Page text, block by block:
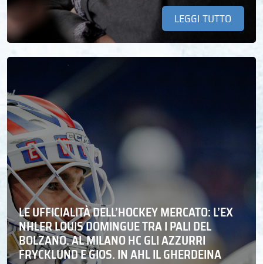
LEGGI TUTTO
LE UFFICIALITÀ DELL’HOCKEY MERCATO: L’EX
NHLER LOUIS DOMINGUE TRA I PALI DEL
BOLZANO. AL MILANO HC GLI AZZURRI
FRYCKLUND E GIOS. IN AHL IL GHERDEINA